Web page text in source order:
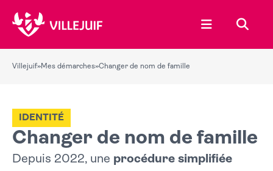
Ouvrir le
Villejuif»Mes démarches»Changer de nom de famille
Changer de nom de famille
IDENTITÉ
Depuis 2022, une procédure simplifiée